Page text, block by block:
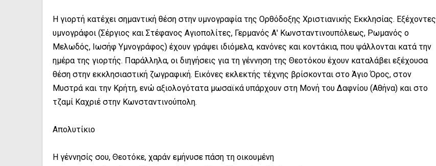
Η γιορτή κατέχει σημαντική θέση στην υμνογραφία της Ορθόδοξης Χριστιανικής Εκκλησίας. Εξέχοντες
υμνογράφοι (Σέργιος και Στέφανος Αγιοπολίτες, Γερμανός Α' Κωνσταντινουπόλεως, Ρωμανός ο
Μελωδός, Ιωσήφ Υμνογράφος) έχουν γράψει ιδιόμελα, κανόνες και κοντάκια, που ψάλλονται κατά την
ημέρα της γιορτής. Παράλληλα, οι διηγήσεις για τη γέννηση της Θεοτόκου έχουν καταλάβει εξέχουσα
θέση στην εκκλησιαστική ζωγραφική. Εικόνες εκλεκτής τέχνης βρίσκονται στο Άγιο Όρος, στον
Μυστρά και την Κρήτη, ενώ αξιολογότατα μωσαϊκά υπάρχουν στη Μονή του Δαφνίου (Αθήνα) και στο
τζαμί Καχριέ στην Κωνσταντινούπολη.
Απολυτίκιο
Η γέννησίς σου, Θεοτόκε, χαράν εμήνυσε πάση τη οικουμένη